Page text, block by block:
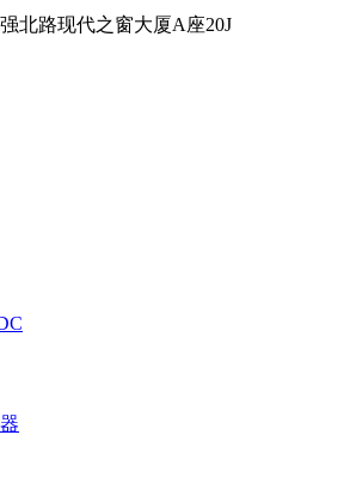
北路现代之窗大厦A座20J